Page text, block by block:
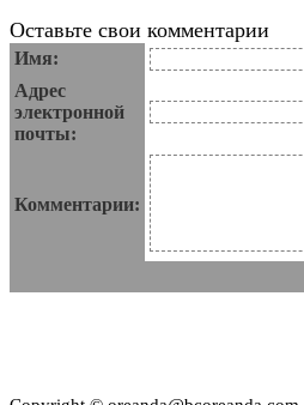
Оставьте свои комментарии
Имя:
Адрес
электронной
почты:
Комментарии: